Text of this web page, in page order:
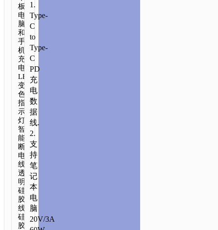
板
电
脑
和
手
机
充
电.
LED
变
色
指
示
灯.
智
能
断
电
线.
透
明
硅
胶
线.
硅
胶
1.
Type-
C
to
Type-
C
PD
充
电
数
据
线.
2.
支
持
笔
记
本
电
脑
20V/3A